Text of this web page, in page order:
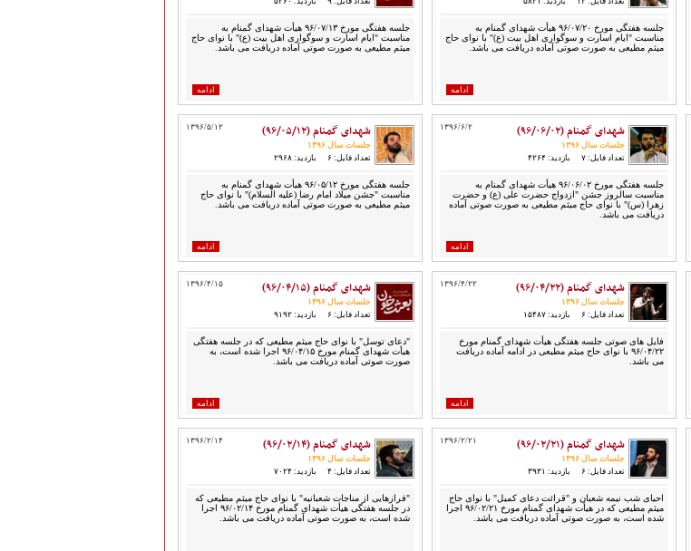
جلسه هفتگی مورخ ۹۶/۰۷/۲۰ هیأت شهدای گمنام به
مناسبت "ایام اسارت و سوگواری اهل بیت (ع)" با نوای حاج
میثم مطیعی به صورت صوتی آماده دریافت می باشد.
ادامه
جلسه هفتگی مورخ ۹۶/۰۷/۱۳ هیأت شهدای گمنام به
مناسبت "ایام اسارت و سوگواری اهل بیت (ع)" با نوای حاج
میثم مطیعی به صورت صوتی آماده دریافت می باشد.
ادامه
۱۳۹۶/۶/۲ شهدای گمنام (۹۶/۰۶/۰۲)
جلسات سال ۱۳۹۶
تعداد فایل: ۷
بازدید: ۴۲۶۴
جلسه هفتگی مورخ ۹۶/۰۶/۰۲ هیأت شهدای گمنام به
مناسبت سالروز جشن "ازدواج حضرت علی (ع) و حضرت
زهرا (س)" با نوای حاج میثم مطیعی به صورت صوتی آماده
دریافت می باشد.
ادامه
۱۳۹۶/۵/۱۲ شهدای گمنام (۹۶/۰۵/۱۲)
جلسات سال ۱۳۹۶
تعداد فایل: ۶
بازدید: ۲۹۶۸
جلسه هفتگی مورخ ۹۶/۰۵/۱۲ هیأت شهدای گمنام به
مناسبت "جشن میلاد امام رضا (علیه السلام)" با نوای حاج
میثم مطیعی به صورت صوتی آماده دریافت می باشد.
ادامه
۱۳۹۶/۴/۲۲ شهدای گمنام (۹۶/۰۴/۲۲)
جلسات سال ۱۳۹۶
تعداد فایل: ۶
بازدید: ۱۵۴۸۷
فایل های صوتی جلسه هفتگی هیأت شهدای گمنام مورخ
۹۶/۰۴/۲۲ با نوای حاج میثم مطیعی در ادامه آماده دریافت
می باشد.
ادامه
۱۳۹۶/۴/۱۵ شهدای گمنام (۹۶/۰۴/۱۵)
جلسات سال ۱۳۹۶
تعداد فایل: ۶
بازدید: ۹۱۹۲
"دعای توسل" با نوای حاج میثم مطیعی که در جلسه هفتگی
هیأت شهدای گمنام مورخ ۹۶/۰۴/۱۵ اجرا شده است، به
صورت صوتی آماده دریافت می باشد.
ادامه
۱۳۹۶/۲/۲۱ شهدای گمنام (۹۶/۰۲/۲۱)
جلسات سال ۱۳۹۶
تعداد فایل: ۶
بازدید: ۳۹۳۱
احیای شب نیمه شعبان و "قرائت دعای کمیل" با نوای حاج
میثم مطیعی که در هیأت شهدای گمنام مورخ ۹۶/۰۲/۲۱ اجرا
شده است، به صورت صوتی آماده دریافت می باشد.
۱۳۹۶/۲/۱۴ شهدای گمنام (۹۶/۰۲/۱۴)
جلسات سال ۱۳۹۶
تعداد فایل: ۴
بازدید: ۷۰۲۴
"فرازهایی از مناجات شعبانیه" با نوای حاج میثم مطیعی که
در جلسه هفتگی هیأت شهدای گمنام مورخ ۹۶/۰۲/۱۴ اجرا
شده است، به صورت صوتی آماده دریافت می باشد.